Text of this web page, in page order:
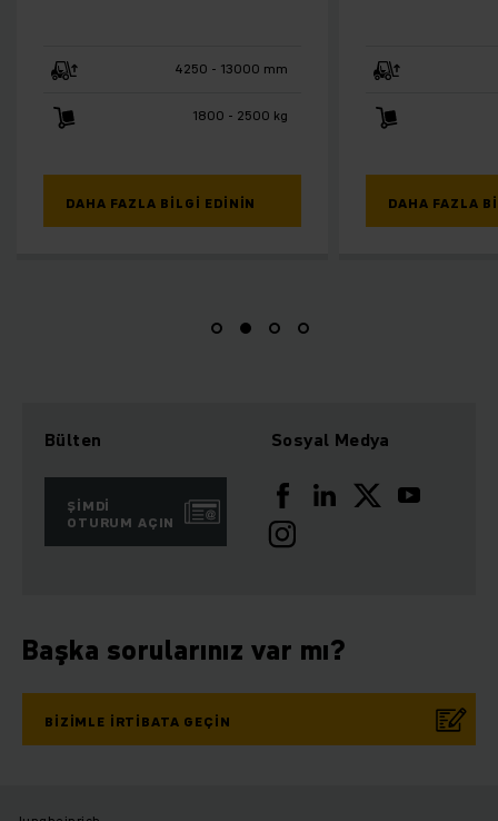
4250 - 13000 mm
1800 - 2500 kg
DAHA FAZLA BILGI EDININ DAHA FAZLA BILGI
Bülten
ŞIMDI
OTURUM AÇIN
Sosyal Medya
Başka sorularınız var mı?
BIZIMLE IRTIBATA GEÇIN